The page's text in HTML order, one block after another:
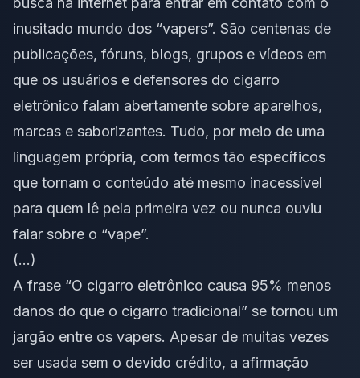
inusitado mundo dos “vapers”. São centenas de
publicações, fóruns, blogs, grupos e vídeos em
que os usuários e defensores do cigarro
eletrônico falam abertamente sobre aparelhos,
marcas e saborizantes. Tudo, por meio de uma
linguagem própria, com termos tão específicos
que tornam o conteúdo até mesmo inacessível
para quem lê pela primeira vez ou nunca ouviu
falar sobre o “vape”.
(…)
A frase “O cigarro eletrônico causa 95% menos
danos do que o cigarro tradicional” se tornou um
jargão entre os vapers. Apesar de muitas vezes
ser usada sem o devido crédito, a afirmação